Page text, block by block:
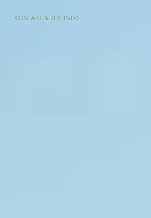
KONTAKT & RESEINFO